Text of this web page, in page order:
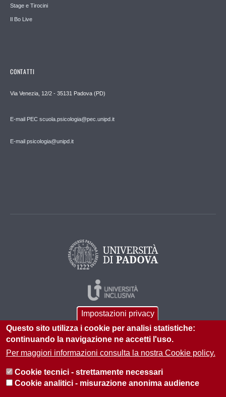
Stage e Tirocini
Il Bo Live
CONTATTI
Via Venezia, 12/2 - 35131 Padova (PD)
E-mail PEC scuola.psicologia@pec.unipd.it
E-mail psicologia@unipd.it
Impostazioni privacy
Questo sito utilizza i cookie per analisi statistiche:
continuando la navigazione ne accetti l'uso.
Per maggiori informazioni consulta la nostra Cookie policy.
Cookie tecnici - strettamente necessari
Cookie analitici - misurazione anonima audience